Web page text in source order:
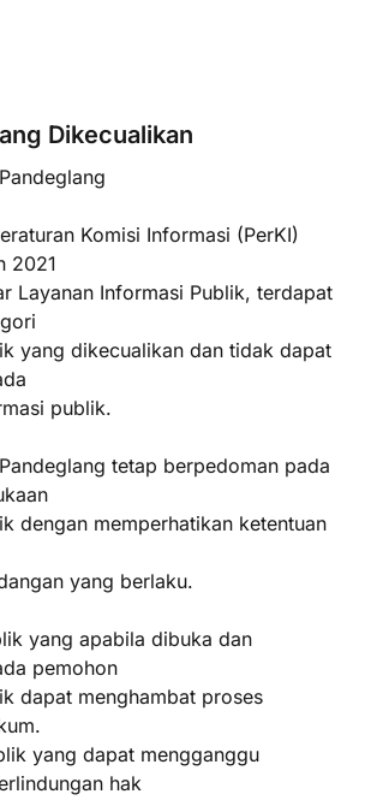
Dikecualikan
Komisi Informasi (PerKI)
2021
Layanan Informasi Publik, terdapat
yang dikecualikan dan tidak dapat
publik.
tetap berpedoman pada
dengan memperhatikan ketentuan
yang berlaku.
yang apabila dibuka dan
pemohon
dapat menghambat proses
yang dapat mengganggu
hak